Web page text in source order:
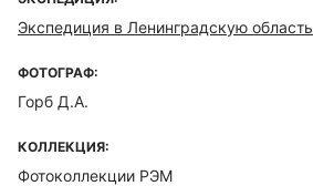
Экспедиция в Ленинградскую область
ФОТОГРАФ:
Горб Д.А.
КОЛЛЕКЦИЯ:
Фотоколлекции РЭМ